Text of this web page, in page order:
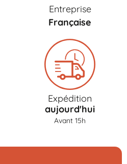
Entreprise
Française
Expédition
aujourd'hui
Avant 15h